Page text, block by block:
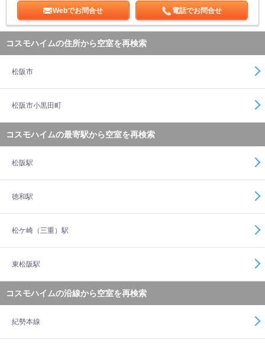
Webでお問合せ 電話でお問合せ
コスモハイムの住所から空室を再検索
松阪市
松阪市小黒田町
コスモハイムの最寄駅から空室を再検索
松阪駅
徳和駅
松ケ崎（三重）駅
東松阪駅
コスモハイムの沿線から空室を再検索
紀勢本線